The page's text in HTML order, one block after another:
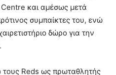
και αμέσως μετά
συμπαίκτες του, ενώ
δώρο για την
Reds ως πρωταθλητής